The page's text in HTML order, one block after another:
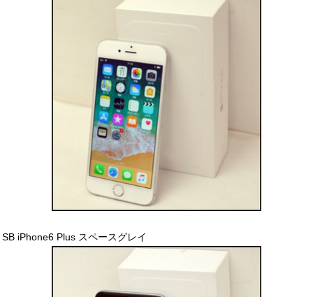
SB iPhone6 Plus スペースグレイ